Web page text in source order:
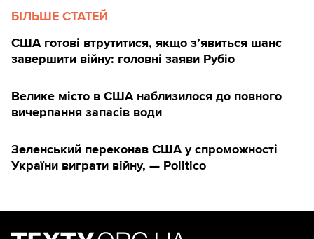
БІЛЬШЕ СТАТЕЙ
США готові втрутитися, якщо з’явиться шанс
завершити війну: головні заяви Рубіо
Велике місто в США наблизилося до повного
вичерпання запасів води
Зеленський переконав США у спроможності
України виграти війну, — Politico